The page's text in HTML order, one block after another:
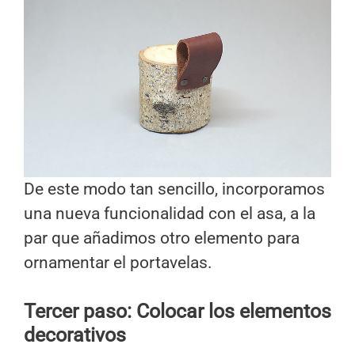
De este modo tan sencillo, incorporamos
una nueva funcionalidad con el asa, a la
par que añadimos otro elemento para
ornamentar el portavelas.
Tercer paso: Colocar los elementos
decorativos